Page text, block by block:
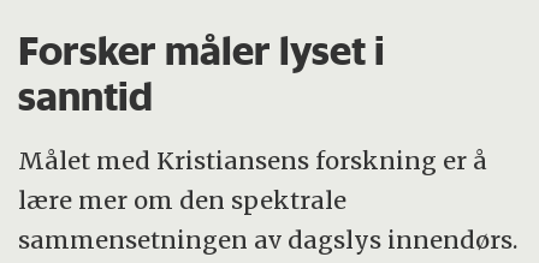
Forsker måler lyset i
sanntid
Målet med Kristiansens forskning er å
lære mer om den spektrale
sammensetningen av dagslys innendørs.